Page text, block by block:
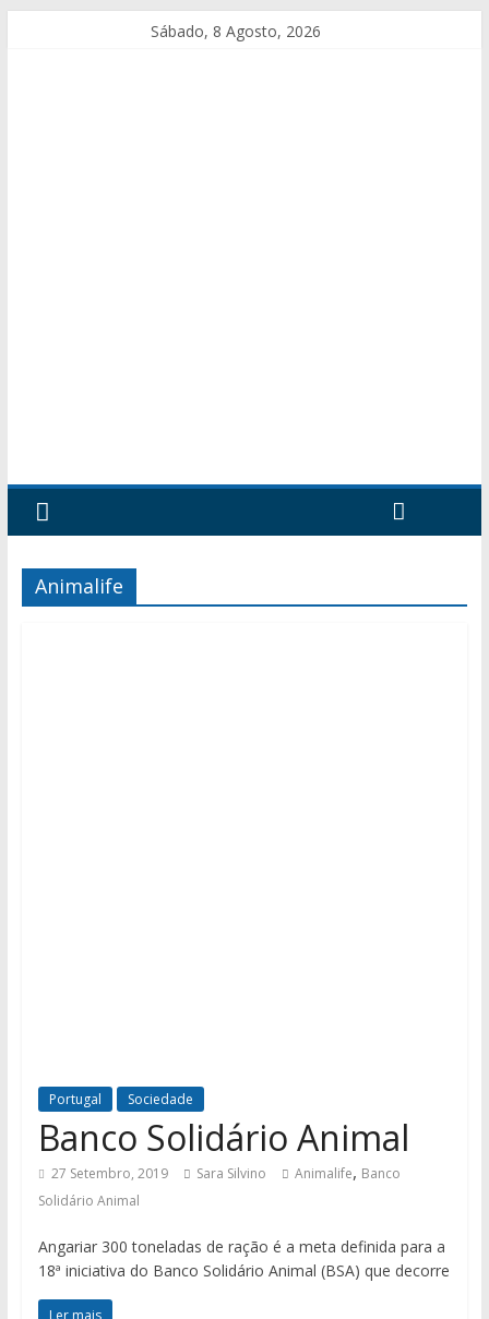
Sábado, 8 Agosto, 2026
Animalife
Portugal Sociedade
Banco Solidário Animal
27 Setembro, 2019 Sara Silvino Animalife, Banco
Solidário Animal
Angariar 300 toneladas de ração é a meta definida para a
18ª iniciativa do Banco Solidário Animal (BSA) que decorre